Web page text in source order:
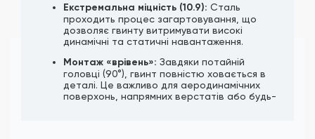
Екстремальна міцність (10.9): Сталь
проходить процес загартовування, що
дозволяє гвинту витримувати високі
динамічні та статичні навантаження.
Монтаж «врівень»: Завдяки потайній
головці (90°), гвинт повністю ховається в
деталі. Це важливо для аеродинамічних
поверхонь, напрямних верстатів або будь-